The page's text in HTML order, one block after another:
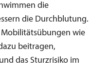
die
die Durchblutung.
wie
beitragen,
das Sturzrisiko im